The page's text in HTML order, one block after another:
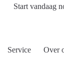
Start vandaag
Service Over